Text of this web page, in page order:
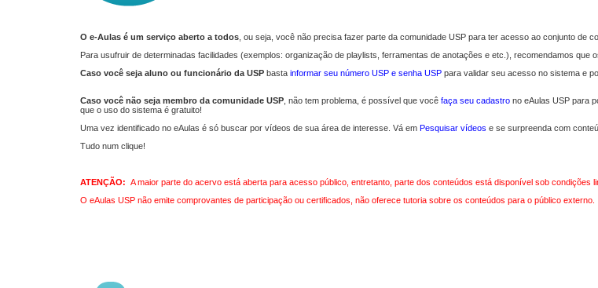
O e-Aulas é um serviço aberto a todos , ou seja, você não precisa fazer parte da comunidade USP para ter acesso ao conjunto de
Para usufruir de determinadas facilidades (exemplos: organização de playlists, ferramentas de anotações e etc.), recomendamos que
Caso você seja aluno ou funcionário da USP basta informar seu número USP e senha USP para validar seu acesso no sistema e
Caso você não seja membro da comunidade USP , não tem problema, é possível que você faça seu cadastro no eAulas USP para
que o uso do sistema é gratuito!
Uma vez identificado no eAulas é só buscar por vídeos de sua área de interesse. Vá em Pesquisar vídeos e se surpreenda com
Tudo num clique!
ATENÇÃO: A maior parte do acervo está aberta para acesso público, entretanto, parte dos conteúdos está disponível sob condições
O eAulas USP não emite comprovantes de participação ou certificados, não oferece tutoria sobre os conteúdos para o público externo.